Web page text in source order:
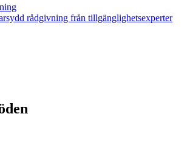
rådgivning från tillgänglighetsexperter